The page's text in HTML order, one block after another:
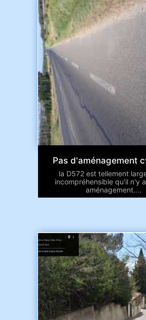
Pas d'aménagement
la D572 est tellement
incompréhensible qu'il n'y
aménagement....